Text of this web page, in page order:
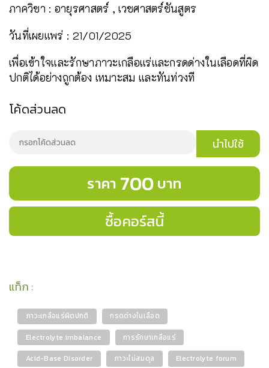
ภาควิชา : อายุรศาสตร์ , เวชศาสตร์ชันสูตร
วันที่เผยแพร่ : 21/01/2025
เพื่อเข้าใจและรักษาภาวะเกลือแร่และกรดด่างในเลือดที่ผิด
ปกติได้อย่างถูกต้อง เหมาะสม และทันท่วงที
โค้ดส่วนลด
นำไปใช้
ราคา 700 บาท
ซื้อคอร์สนี้
แท็ก :
ภาวะเกลือแร่ผิดปกติ
กรดด่างในเลือด
Electrolyte imbalance
การรักษาเกลือแร่
Acid-Base Disorder
ภาวะไม่สมดุล
Electrolyte forum